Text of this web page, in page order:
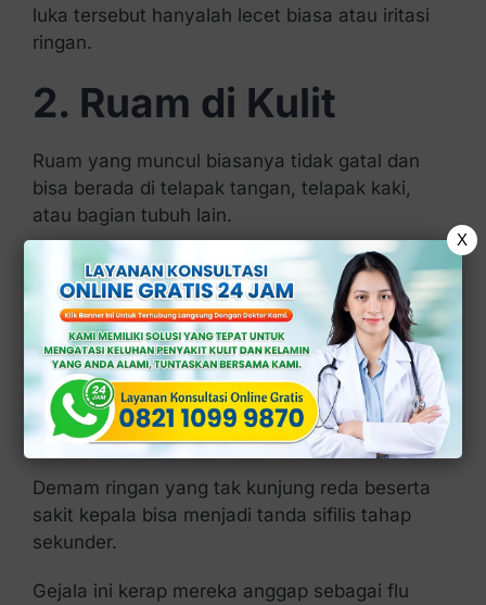
luka tersebut hanyalah lecet biasa atau iritasi
ringan.
2. Ruam di Kulit
Ruam yang muncul biasanya tidak gatal dan
bisa berada di telapak tangan, telapak kaki,
atau bagian tubuh lain.
Karena tidak khas, gejala ini sering mereka
salahartikan sebagai alergi atau infeksi kulit
biasa.
3. Demam Ringan
dan Sakit Kepala
Demam ringan yang tak kunjung reda beserta
sakit kepala bisa menjadi tanda sifilis tahap
sekunder.
Gejala ini kerap mereka anggap sebagai flu
X